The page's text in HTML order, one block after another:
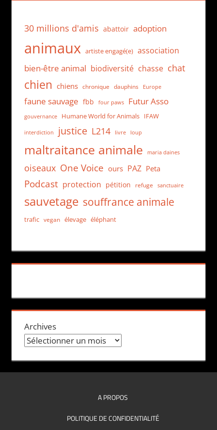
30 millions d'amis abattoir adoption
animaux artiste engagé(e) association
bien-être animal biodiversité chasse chat
chien chiens chronique dauphins Europe
faune sauvage fbb four paws Futur Asso
gouvernance Humane World for Animals IFAW
interdiction justice L214 livre loup
maltraitance animale maria daines
oiseaux One Voice ours PAZ Peta
Podcast protection pétition refuge sanctuaire
sauvetage souffrance animale
trafic vegan élevage éléphant
Archives
A PROPOS
POLITIQUE DE CONFIDENTIALITÉ